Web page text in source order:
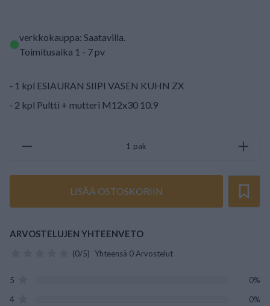
verkkokauppa: Saatavilla.
Toimitusaika 1 - 7 pv
⁃ 1 kpl ESIAURAN SIIPI VASEN KUHN ZX
⁃ 2 kpl Pultti + mutteri M12x30 10.9
pak
LISÄÄ OSTOSKORIIN
ARVOSTELUJEN YHTEENVETO
(0/5) Yhteensä 0 Arvostelut
5
0%
4
0%